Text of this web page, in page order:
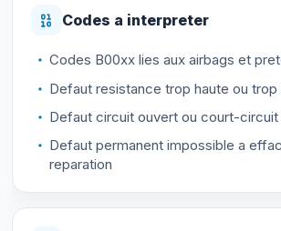
Codes a interpreter
Codes B00xx lies aux airbags et
Defaut resistance trop haute ou trop
Defaut circuit ouvert ou court-circuit
Defaut permanent impossible a
reparation